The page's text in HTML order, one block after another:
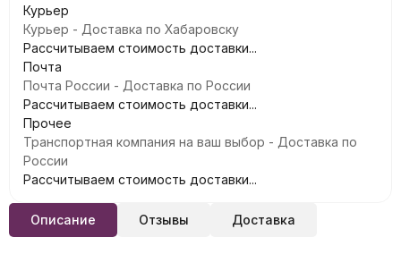
Курьер
Курьер - Доставка по Хабаровску
Рассчитываем стоимость доставки...
Почта
Почта России - Доставка по России
Рассчитываем стоимость доставки...
Прочее
Транспортная компания на ваш выбор - Доставка по
России
Рассчитываем стоимость доставки...
Описание Отзывы Доставка